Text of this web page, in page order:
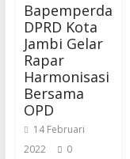
Bapemperda
DPRD Kota
Jambi Gelar
Rapar
Harmonisasi
Bersama
OPD
14 Februari
2022
0